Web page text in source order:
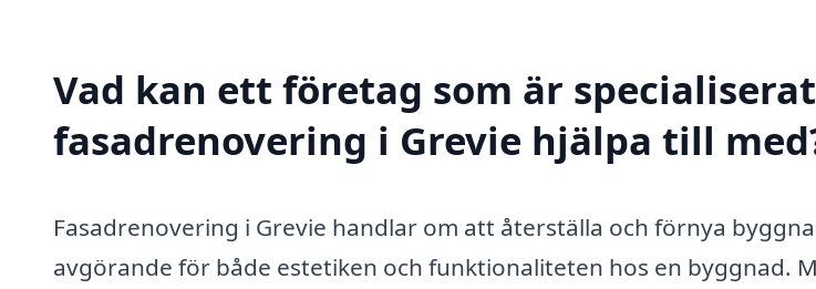
Vad kan ett företag som är
fasadrenovering i Grevie hjälpa till
Fasadrenovering i Grevie handlar om att återställa och förnya
avgörande för både estetiken och funktionaliteten hos en byggnad.